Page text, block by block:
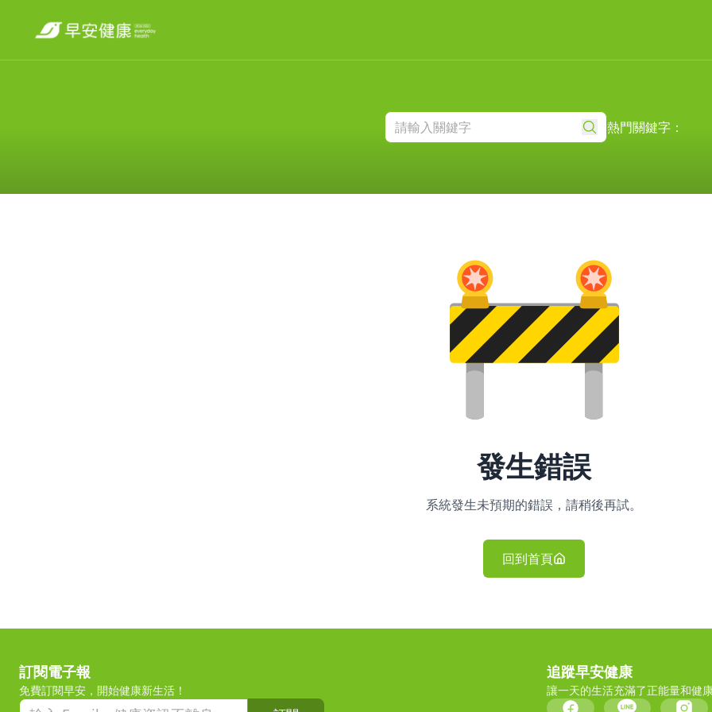
熱門關鍵字：
發生錯誤
系統發生未預期的錯誤，請稍後再試。
回到首頁
訂閱電子報
免費訂閱早安，開始健康新生活！
追蹤早安健康
讓一天的生活充滿了正能量和健